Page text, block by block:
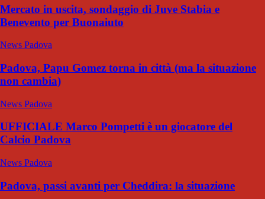
Mercato in uscita, sondaggio di Juve Stabia e
Benevento per Buonaiuto
News Padova
Padova, Papu Gomez torna in città (ma la situazione
non cambia)
News Padova
UFFICIALE Marco Pompetti è un giocatore del
Calcio Padova
News Padova
Padova, passi avanti per Cheddira: la situazione